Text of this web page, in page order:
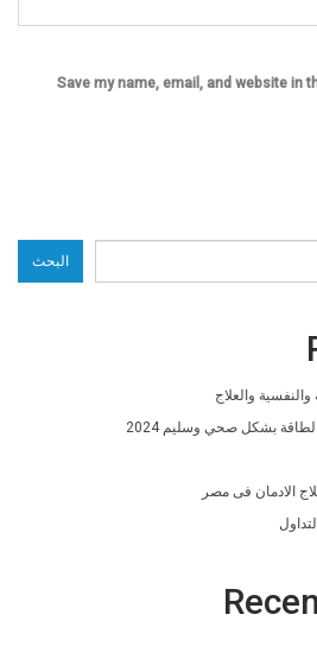
Save my name, email, and website in
البحث
والعلاج
بشكل صحي وسليم 2024
الادمان فى مصر